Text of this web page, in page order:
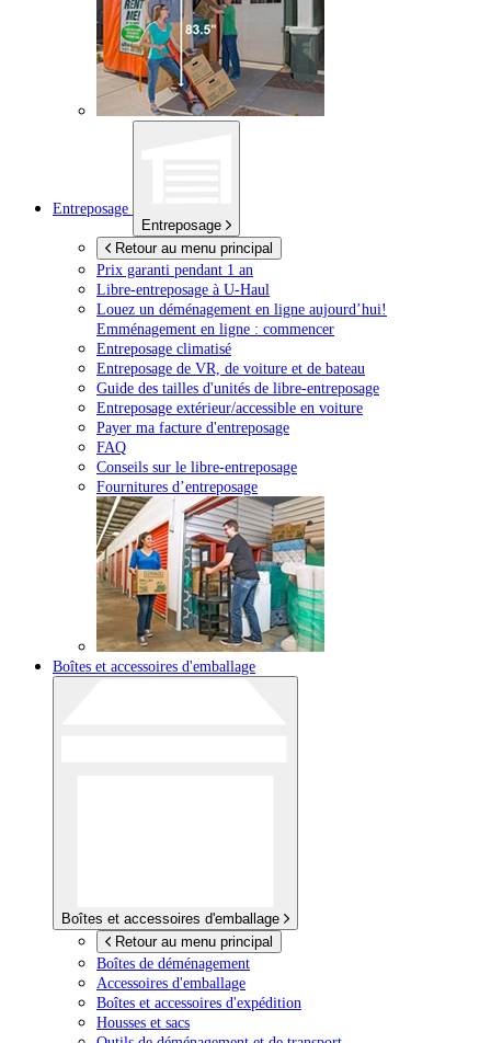
Entreposage
Entreposage
Retour au menu principal
Prix garanti pendant 1 an
Libre-entreposage à U-Haul
Louez un déménagement en ligne aujourd’hui!
Emménagement en ligne : commencer
Entreposage climatisé
Entreposage de VR, de voiture et de bateau
Guide des tailles d'unités de libre-entreposage
Entreposage extérieur/accessible en voiture
Payer ma facture d'entreposage
FAQ
Conseils sur le libre-entreposage
Fournitures d’entreposage
Boîtes et accessoires d'emballage
Boîtes et accessoires d'emballage
Retour au menu principal
Boîtes de déménagement
Accessoires d'emballage
Boîtes et accessoires d'expédition
Housses et sacs